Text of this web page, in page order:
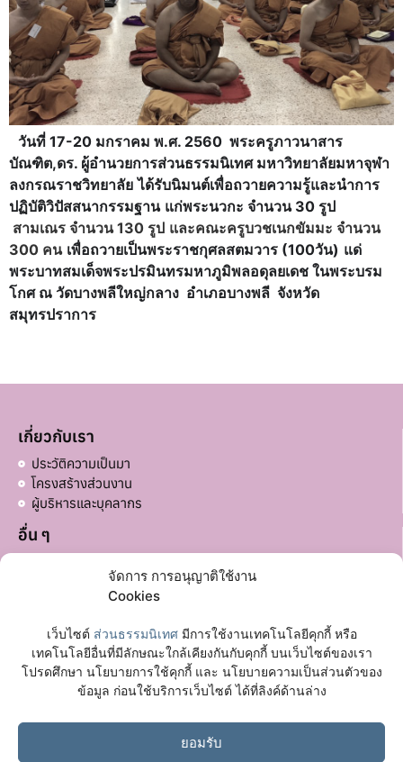
จัดการ การอนุญาติใช้งาน
Cookies
เว็บไซต์ ส่วนธรรมนิเทศมีการใช้งานเทคโนโลยีคุกกี้ หรือ
เทคโนโลยีอื่นที่มีลักษณะใกล้เคียงกันกับคุกกี้ บนเว็บไซต์ของเรา
โปรดศึกษา นโยบายการใช้คุกกี้ และ นโยบายความเป็นส่วนตัวของ
ข้อมูล ก่อนใช้บริการเว็บไซต์ ได้ที่ลิงค์ด้านล่าง
ยอมรับ
วันที่ 17-20 มกราคม พ.ศ. 2560 พระครูภาวนาสาร
บัณฑิต,ดร. ผู้อำนวยการส่วนธรรมนิเทศ มหาวิทยาลัยมหาจุฬา
ลงกรณราชวิทยาลัย ได้รับนิมนต์เพื่อถวายความรู้และนำการ
ปฏิบัติวิปัสสนากรรมฐาน แก่พระนวกะ จำนวน 30 รูป
สามเณร จำนวน 130 รูป และคณะครูบวชเนกขัมมะ จำนวน
300 คน เพื่อถวายเป็นพระราชกุศลสตมวาร (100วัน) แด่
พระบาทสมเด็จพระปรมินทรมหาภูมิพลอดุลยเดช ในพระบรม
โกศ ณ วัดบางพลีใหญ่กลาง อำเภอบางพลี จังหวัด
สมุทรปราการ
เกี่ยวกับเรา
ประวัติความเป็นมา
โครงสร้างส่วนงาน
ผู้บริหารและบุคลากร
อื่น ๆ
ลิงก์ที่เกี่ยวข้อง
มหาวิทยาลัยมหาจุฬาลงกรณราชวิทยาลัย
เฟซบุ๊กเพจ
ติดต่อเรา
ต.ลำไทร อ.วังน้อย จ.พระนครศรีอยุธยา